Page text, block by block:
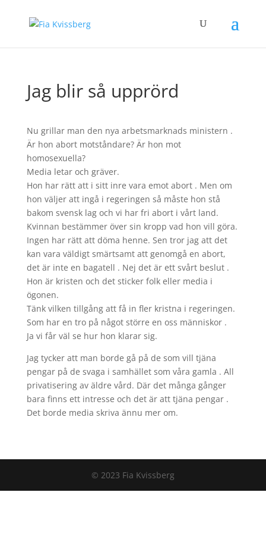
Jag blir så upprörd
Nu grillar man den nya arbetsmarknads ministern .
Är hon abort motståndare? Är hon mot
homosexuella?
Media letar och gräver.
Hon har rätt att i sitt inre vara emot abort . Men om
hon väljer att ingå i regeringen så måste hon stå
bakom svensk lag och vi har fri abort i vårt land.
Kvinnan bestämmer över sin kropp vad hon vill göra.
Ingen har rätt att döma henne. Sen tror jag att det
kan vara väldigt smärtsamt att genomgå en abort,
det är inte en bagatell . Nej det är ett svårt beslut .
Hon är kristen och det sticker folk eller media i
ögonen.
Tänk vilken tillgång att få in fler kristna i regeringen.
Som har en tro på något större en oss människor .
Ja vi får väl se hur hon klarar sig.
Jag tycker att man borde gå på de som vill tjäna
pengar på de svaga i samhället som våra gamla . All
privatisering av äldre vård. Där det många gånger
bara finns ett intresse och det är att tjäna pengar .
Det borde media skriva ännu mer om.
© 2023 Fia Kvissberg